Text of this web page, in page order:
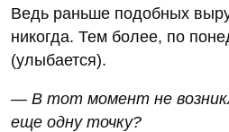
Ведь раньше подобных
никогда. Тем более, по
(улыбается).
— В тот момент не
еще одну точку?